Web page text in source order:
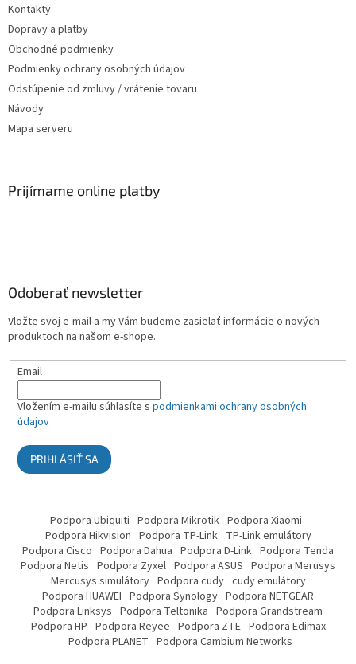
Kontakty
Dopravy a platby
Obchodné podmienky
Podmienky ochrany osobných údajov
Odstúpenie od zmluvy / vrátenie tovaru
Návody
Mapa serveru
Prijímame online platby
Odoberať newsletter
Vložte svoj e-mail a my Vám budeme zasielať informácie o nových
produktoch na našom e-shope.
Email
Vložením e-mailu súhlasíte s podmienkami ochrany osobných
údajov
PRIHLÁSIŤ SA
Podpora Ubiquiti Podpora Mikrotik Podpora Xiaomi
Podpora Hikvision Podpora TP-Link TP-Link emulátory
Podpora Cisco Podpora Dahua Podpora D-Link Podpora Tenda
Podpora Netis Podpora Zyxel Podpora ASUS Podpora Merusys
Mercusys simulátory Podpora cudy cudy emulátory
Podpora HUAWEI Podpora Synology Podpora NETGEAR
Podpora Linksys Podpora Teltonika Podpora Grandstream
Podpora HP Podpora Reyee Podpora ZTE Podpora Edimax
Podpora PLANET Podpora Cambium Networks